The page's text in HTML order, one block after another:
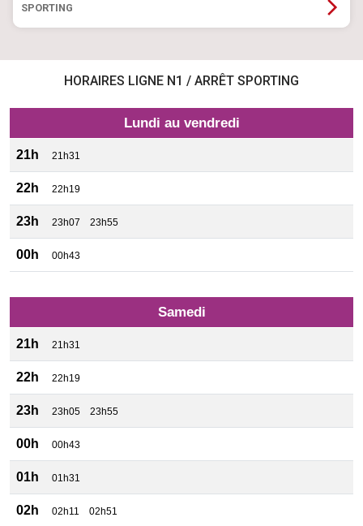
SPORTING
HORAIRES LIGNE N1 / ARRÊT SPORTING
Lundi au vendredi
21h 21h31
22h 22h19
23h 23h07 23h55
00h 00h43
Samedi
21h 21h31
22h 22h19
23h 23h05 23h55
00h 00h43
01h 01h31
02h 02h11 02h51